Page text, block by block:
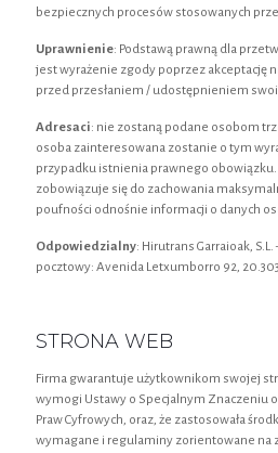
bezpiecznych procesów stosowanych
Uprawnienie: Podstawą prawną dla
jest wyrażenie zgody poprzez akceptację
przed przesłaniem / udostępnieniem
Adresaci: nie zostaną podane osobom
osoba zainteresowana zostanie o tym
przypadku istnienia prawnego obowiązku.
zobowiązuje się do zachowania
poufności odnośnie informacji o danych
Odpowiedzialny: Hirutrans Garraioak,
pocztowy: Avenida Letxumborro 92,
STRONA WEB
Firma gwarantuje użytkownikom swojej
wymogi Ustawy o Specjalnym Znaczeniu o
Praw Cyfrowych, oraz, że zastosowała
wymagane i regulaminy zorientowane na